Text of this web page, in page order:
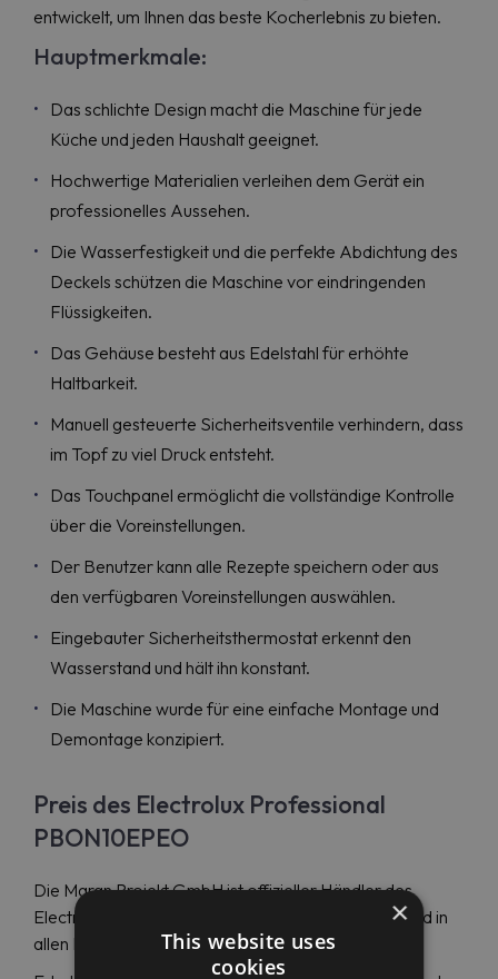
entwickelt, um Ihnen das beste Kocherlebnis zu bieten.
Hauptmerkmale:
Das schlichte Design macht die Maschine für jede
Küche und jeden Haushalt geeignet.
Hochwertige Materialien verleihen dem Gerät ein
professionelles Aussehen.
Die Wasserfestigkeit und die perfekte Abdichtung des
Deckels schützen die Maschine vor eindringenden
Flüssigkeiten.
Das Gehäuse besteht aus Edelstahl für erhöhte
Haltbarkeit.
Manuell gesteuerte Sicherheitsventile verhindern, dass
im Topf zu viel Druck entsteht.
Das Touchpanel ermöglicht die vollständige Kontrolle
über die Voreinstellungen.
Der Benutzer kann alle Rezepte speichern oder aus
den verfügbaren Voreinstellungen auswählen.
Eingebauter Sicherheitsthermostat erkennt den
Wasserstand und hält ihn konstant.
Die Maschine wurde für eine einfache Montage und
Demontage konzipiert.
Preis des Electrolux Professional
PBON10EPEO
Die Maran Projekt GmbH ist offizieller Händler des
Electrolux Professional PBON10EPEO (586376) und in
allen Ländern vertreten.
×
This website uses
cookies